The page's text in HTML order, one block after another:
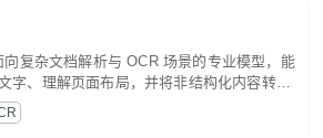
向复杂文档解析与 OCR 场景的专业模型，能
字、理解页面布局，并将非结构化内容转换
处理的结构化结果。